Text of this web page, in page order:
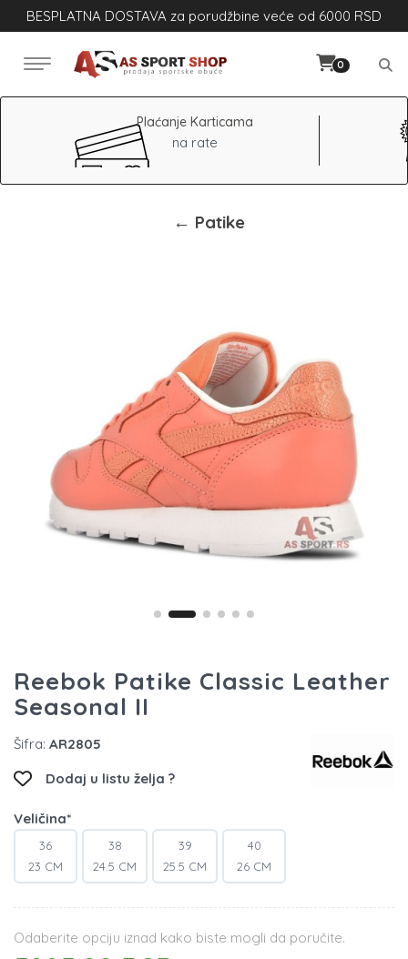
BESPLATNA DOSTAVA za porudžbine veće od 6000 RSD
0
Plaćanje Karticama
na rate
← Patike
Reebok Patike Classic Leather
Seasonal II
Šifra: AR2805
Dodaj u listu želja ?
Veličina*
36
23 CM
38
24.5 CM
39
25.5 CM
40
26 CM
Odaberite opciju iznad kako biste mogli da poručite.